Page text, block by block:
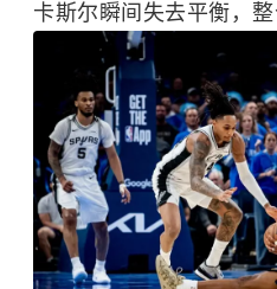
卡斯尔瞬间失去平衡，整